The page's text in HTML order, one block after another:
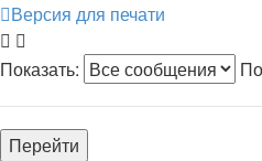
Версия для печати
Показать: